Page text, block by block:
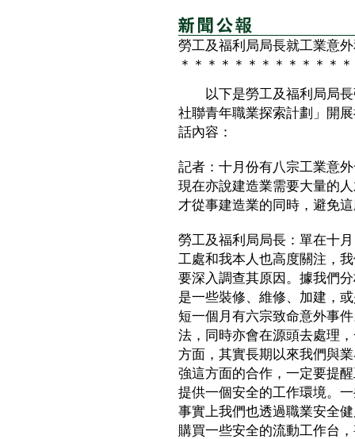
勞工及福利局局長就工業意
＊＊＊＊＊＊＊＊＊＊＊＊
以下是勞工及福利局局長
社聯青年職業探索計劃」開
話內容：
記者：十月份有八宗工業意
現在亦說建造業需要大量的
才從事建造業的同時，避免
勞工及福利局局長：單在十
工處和我本人也高度關注，
要深入調查其原因。據我們
是一些裝修、維修、加建，
短一個月有六宗致命意外事
法，同時亦會在源頭去處理
方面，其實長期以來我們與
強這方面的合作，一定要提
提供一個安全的工作環境。
事實上我們也透過職業安全
購買一些安全的流動工作台